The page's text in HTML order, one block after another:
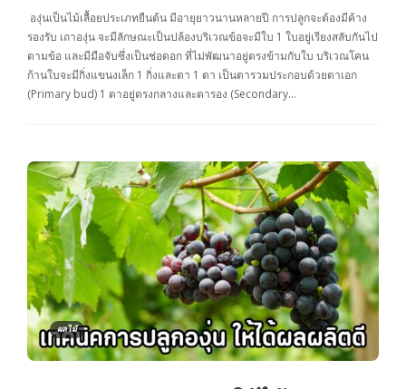
องุ่นเป็นไม้เลื้อยประเภทยืนต้น มีอายุยาวนานหลายปี การปลูกจะต้องมีค้าง
รองรับ เถาองุ่น จะมีลักษณะเป็นปล้องบริเวณข้อจะมีใบ 1 ใบอยู่เรียงสลับกันไป
ตามข้อ และมีมือจับซึ่งเป็นช่อดอก ที่ไม่พัฒนาอยู่ตรงข้ามกับใบ บริเวณโคน
ก้านใบจะมีกิ่งแขนงเล็ก 1 กิ่งและตา 1 ตา เป็นตารวมประกอบด้วยตาเอก
(Primary bud) 1 ตาอยู่ตรงกลางและตารอง (Secondary…
ผลไม้